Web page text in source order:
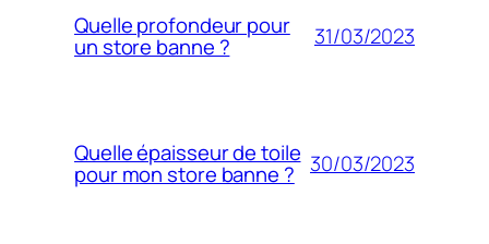
Quelle profondeur pour
un store banne ? 31/03/2023
Quelle épaisseur de toile
pour mon store banne ? 30/03/2023